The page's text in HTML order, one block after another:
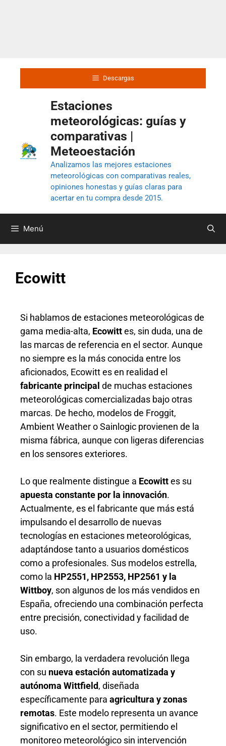
Descargas
Estaciones
meteorológicas: guías y
comparativas |
Meteoestación
Analizamos las mejores estaciones
meteorológicas con comparativas reales,
opiniones honestas y guías claras para
acertar en tu compra desde 2015.
Menú
Ecowitt
Si hablamos de estaciones meteorológicas de
gama media-alta, Ecowittes, sin duda, una de
las marcas de referencia en el sector. Aunque
no siempre es la más conocida entre los
aficionados, Ecowitt es en realidad el
fabricante principal de muchas estaciones
meteorológicas comercializadas bajo otras
marcas. De hecho, modelos de Froggit,
Ambient Weather o Sainlogic provienen de la
misma fábrica, aunque con ligeras diferencias
en los sensores exteriores.
Lo que realmente distingue a Ecowittes su
apuesta constante por la innovación.
Actualmente, es el fabricante que más está
impulsando el desarrollo de nuevas
tecnologías en estaciones meteorológicas,
adaptándose tanto a usuarios domésticos
como a profesionales. Sus modelos estrella,
como la HP2551, HP2553, HP2561 y la
Wittboy, son algunos de los más vendidos en
España, ofreciendo una combinación perfecta
entre precisión, conectividad y facilidad de
uso.
Sin embargo, la verdadera revolución llega
con su nueva estación automatizada y
autónoma Wittfield, diseñada
específicamente para agricultura y zonas
remotas. Este modelo representa un avance
significativo en el sector, permitiendo el
monitoreo meteorológico sin intervención